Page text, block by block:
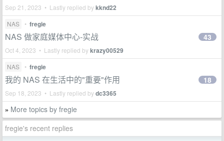
Sep 21, 2023 • Lastly replied bykknd22
NAS • fregie
NAS 做家庭媒体中心-实战
Oct 4, 2023 • Lastly replied bykrazy00529
43
NAS • fregie
我的 NAS 在生活中的"重要"作用
Sep 18, 2023 • Lastly replied bydc3365
18
» More topics by fregie
fregie's recent replies